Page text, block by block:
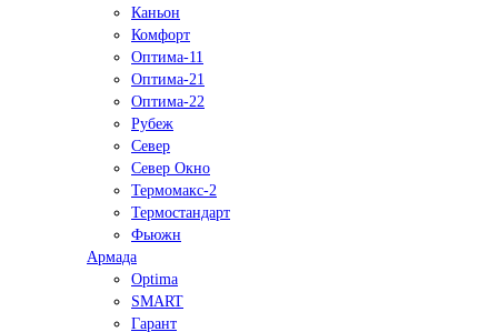
Каньон
Комфорт
Оптима-11
Оптима-21
Оптима-22
Рубеж
Север
Север Окно
Термомакс-2
Термостандарт
Фьюжн
Армада
Optima
SMART
Гарант